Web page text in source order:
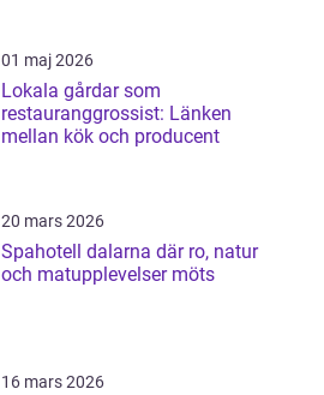
01 maj 2026
Lokala gårdar som
restauranggrossist: Länken
mellan kök och producent
20 mars 2026
Spahotell dalarna där ro, natur
och matupplevelser möts
16 mars 2026